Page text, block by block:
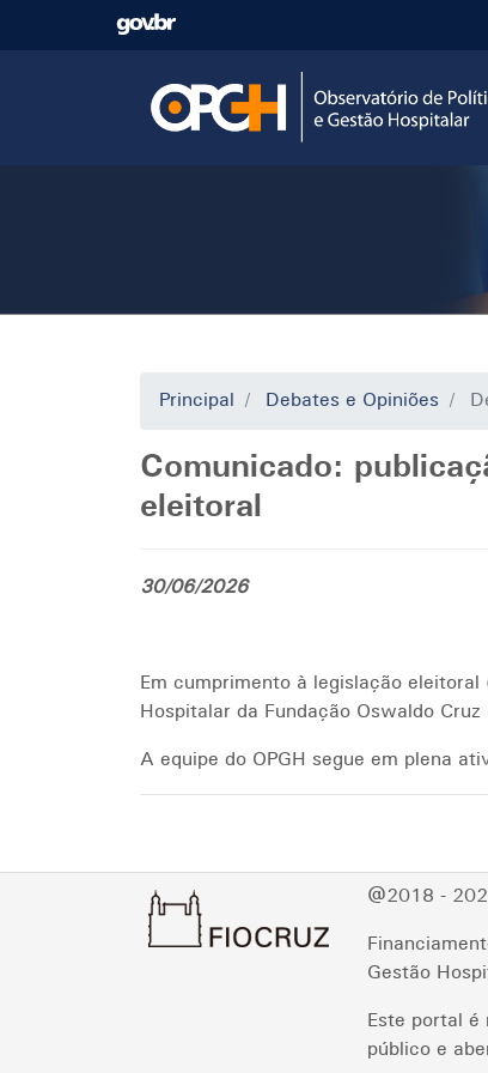
Principal Debates e Opiniões
Comunicado:
eleitoral
30/06/2026
Em cumprimento à legislação
Hospitalar da Fundação Oswaldo
A equipe do OPGH segue em plena
@2018 -
Gestão
Este portal
público e